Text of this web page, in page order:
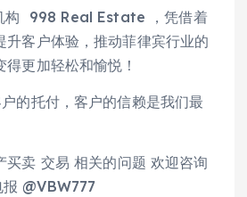
构 998 Real Estate ，凭借着
升客户体验，推动菲律宾行业的
更加轻松和愉悦！
的托付，客户的信赖是我们最
买卖 交易 相关的问题 欢迎咨询
@VBW777